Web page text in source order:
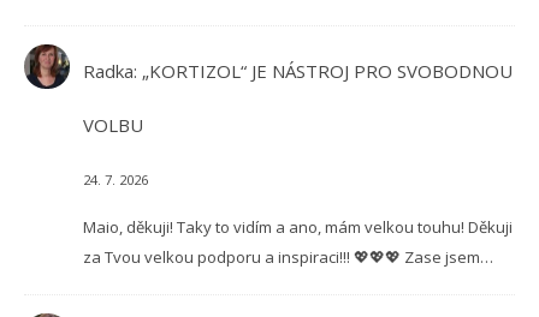
Radka: „KORTIZOL“ JE NÁSTROJ PRO SVOBODNOU
VOLBU
24. 7. 2026
Maio, děkuji! Taky to vidím a ano, mám velkou touhu! Děkuji
za Tvou velkou podporu a inspiraci!!! 💖💖💖 Zase jsem…